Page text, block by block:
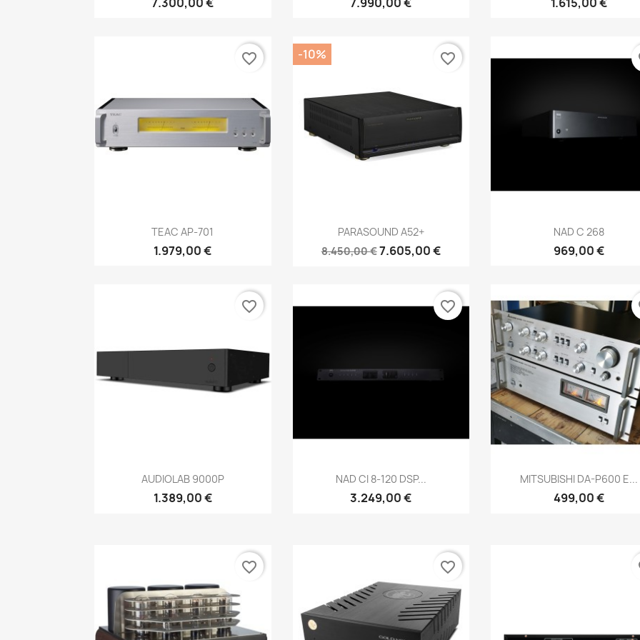
Anteprima
TEAC AP-701
1.979,00 €
favorite_border
Anteprima
PARASOUND A52+
8.450,00 €7.605,00 €
-10% favorite_border
Anteprima
NAD C 268
969,00 €
Anteprima
AUDIOLAB 9000P
1.389,00 €
favorite_border
Anteprima
NAD CI 8-120 DSP...
3.249,00 €
favorite_border
Anteprima
MITSUBISHI DA-P600 E...
499,00 €
favorite_border favorite_border